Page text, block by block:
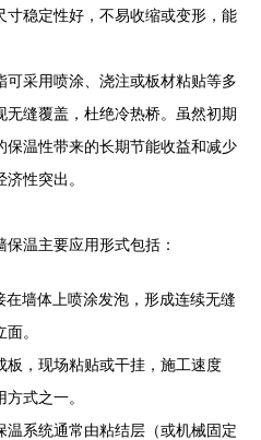
寸稳定性好，不易收缩或变形，能
可采用喷涂、浇注或板材粘贴等多
缝覆盖，杜绝冷热桥。虽然初期
温性带来的长期节能收益和减少
性突出。
温主要应用形式包括：
在墙体上喷涂发泡，形成连续无缝
。
板，现场粘贴或干挂，施工速度
式之一。
温系统通常由粘结层（或机械固定